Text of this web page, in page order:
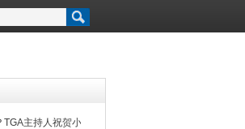
主持人祝贺小岛遭围观